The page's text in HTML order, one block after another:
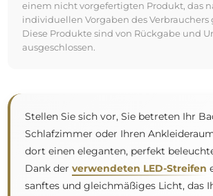
einem nicht vorgefertigten Produkt, das
individuellen Vorgaben des Verbrauchers
Diese Produkte sind von Rückgabe und
ausgeschlossen.
Stellen Sie sich vor, Sie betreten Ihr
Schlafzimmer oder Ihren
dort einen eleganten, perfekt
Dank der verwendeten LED-Streifen
sanftes und gleichmäßiges Licht, das